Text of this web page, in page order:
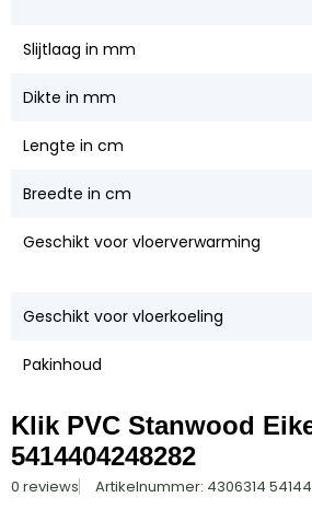
Slijtlaag in mm
Dikte in mm
Lengte in cm
Breedte in cm
Geschikt voor vloerverwarming
Geschikt voor vloerkoeling
Pakinhoud
Klik PVC Stanwood
5414404248282
0 reviews Artikelnummer: 4306314